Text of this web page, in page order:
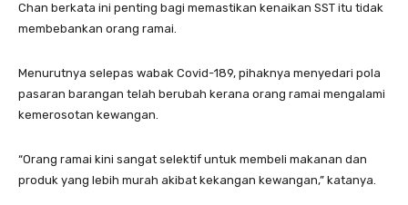
Chan berkata ini penting bagi memastikan kenaikan SST itu tidak
membebankan orang ramai.
Menurutnya selepas wabak Covid-189, pihaknya menyedari pola
pasaran barangan telah berubah kerana orang ramai mengalami
kemerosotan kewangan.
“Orang ramai kini sangat selektif untuk membeli makanan dan
produk yang lebih murah akibat kekangan kewangan,” katanya.